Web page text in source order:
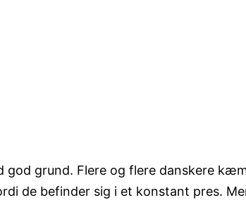
god grund. Flere og flere danskere
de befinder sig i et konstant pres.